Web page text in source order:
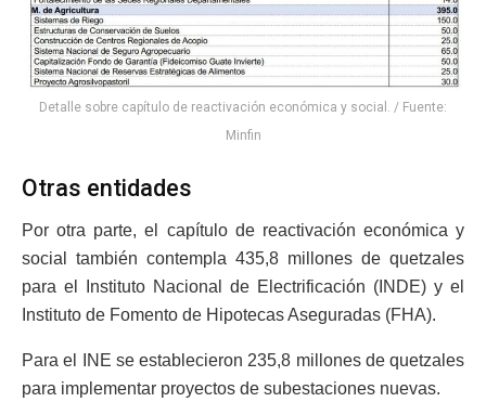
Detalle sobre capítulo de reactivación económica y social. / Fuente:
Minfin
Otras entidades
Por otra parte, el capítulo de reactivación económica y
social también contempla 435,8 millones de quetzales
para el Instituto Nacional de Electrificación (INDE) y el
Instituto de Fomento de Hipotecas Aseguradas (FHA).
Para el INE se establecieron 235,8 millones de quetzales
para implementar proyectos de subestaciones nuevas.